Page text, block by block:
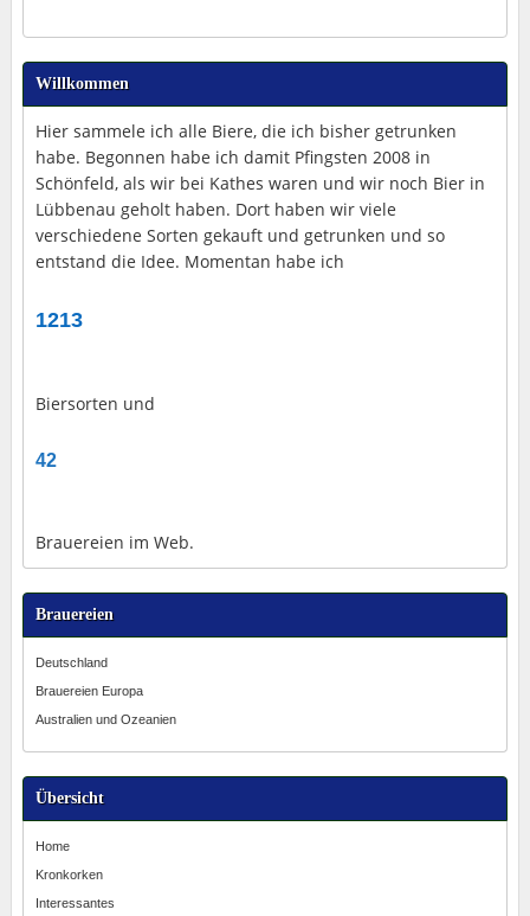
Willkommen
Hier sammele ich alle Biere, die ich bisher getrunken
habe. Begonnen habe ich damit Pfingsten 2008 in
Schönfeld, als wir bei Kathes waren und wir noch Bier in
Lübbenau geholt haben. Dort haben wir viele
verschiedene Sorten gekauft und getrunken und so
entstand die Idee. Momentan habe ich
1213
Biersorten und
42
Brauereien im Web.
Brauereien
Deutschland
Brauereien Europa
Australien und Ozeanien
Übersicht
Home
Kronkorken
Interessantes